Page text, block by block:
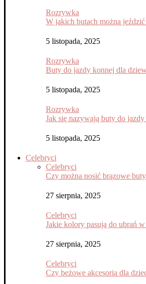
Rozrywka
W jakich butach można
5 listopada, 2025
Rozrywka
Buty do jazdy konnej dla
5 listopada, 2025
Rozrywka
Jak się nazywają buty do
5 listopada, 2025
Celebryci
Celebryci
Czy można nosić brązowe
27 sierpnia, 2025
Celebryci
Jakie kolory pasują do ubrań
27 sierpnia, 2025
Celebryci
Czy beżowe akcesoria dla